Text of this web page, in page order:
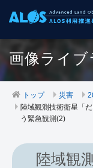
画像ライブ
トップ 災害
陸域観測技術衛星「
う緊急観測(2)
陸域観